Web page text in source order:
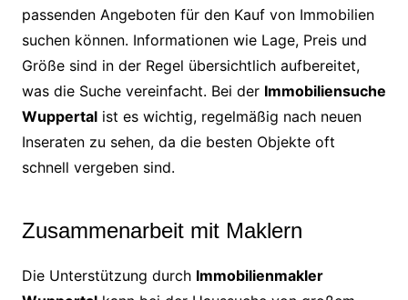
passenden Angeboten für den Kauf von Immobilien
suchen können. Informationen wie Lage, Preis und
Größe sind in der Regel übersichtlich aufbereitet,
was die Suche vereinfacht. Bei der Immobiliensuche
Wuppertalist es wichtig, regelmäßig nach neuen
Inseraten zu sehen, da die besten Objekte oft
schnell vergeben sind.
Zusammenarbeit mit Maklern
Die Unterstützung durch Immobilienmakler